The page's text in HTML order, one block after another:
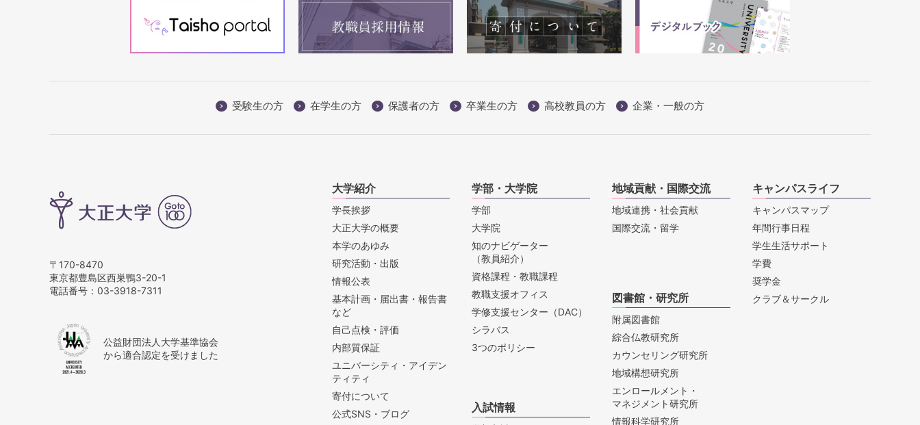
受験生の方 在学生の方 保護者の方 卒業生の方 高校教員の方 企業・一般の方
〒170-8470
東京都豊島区西巣鴨3-20-1
電話番号： 03-3918-7311
公益財団法人大学基準協会
から適合認定を受けました
大学紹介
学長挨拶
大正大学の概要
本学のあゆみ
研究活動・出版
情報公表
基本計画・届出書・報告書
など
自己点検・評価
内部質保証
ユニバーシティ・アイデン
ティティ
寄付について
公式SNS・ブログ
学部・大学院
学部
大学院
知のナビゲーター
（教員紹介）
資格課程・教職課程
教職支援オフィス
学修支援センター（DAC）
シラバス
3つのポリシー
地域貢献・国際交流
地域連携・社会貢献
国際交流・留学
キャンパスライフ
キャンパスマップ
年間行事日程
学生生活サポート
学費
奨学金
クラブ＆サークル
入試情報
図書館・研究所
附属図書館
綜合仏教研究所
カウンセリング研究所
地域構想研究所
エンロールメント・
マネジメント研究所
情報科学研究所